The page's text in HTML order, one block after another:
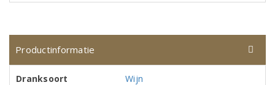
Productinformatie
Dranksoort
Wijn